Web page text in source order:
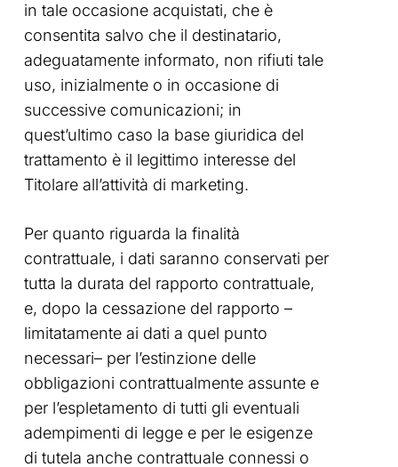
in tale occasione acquistati, che è
consentita salvo che il destinatario,
adeguatamente informato, non rifiuti tale
uso, inizialmente o in occasione di
successive comunicazioni; in
quest’ultimo caso la base giuridica del
trattamento è il legittimo interesse del
Titolare all’attività di marketing.
Per quanto riguarda la finalità
contrattuale, i dati saranno conservati per
tutta la durata del rapporto contrattuale,
e, dopo la cessazione del rapporto –
limitatamente ai dati a quel punto
necessari– per l’estinzione delle
obbligazioni contrattualmente assunte e
per l’espletamento di tutti gli eventuali
adempimenti di legge e per le esigenze
di tutela anche contrattuale connessi o